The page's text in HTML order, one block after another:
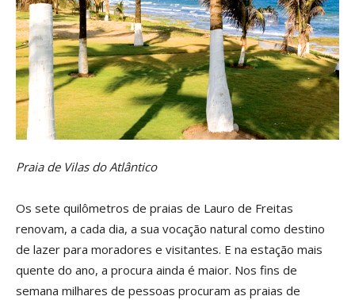
Praia de Vilas do Atlântico
Os sete quilômetros de praias de Lauro de Freitas
renovam, a cada dia, a sua vocação natural como destino
de lazer para moradores e visitantes. E na estação mais
quente do ano, a procura ainda é maior. Nos fins de
semana milhares de pessoas procuram as praias de